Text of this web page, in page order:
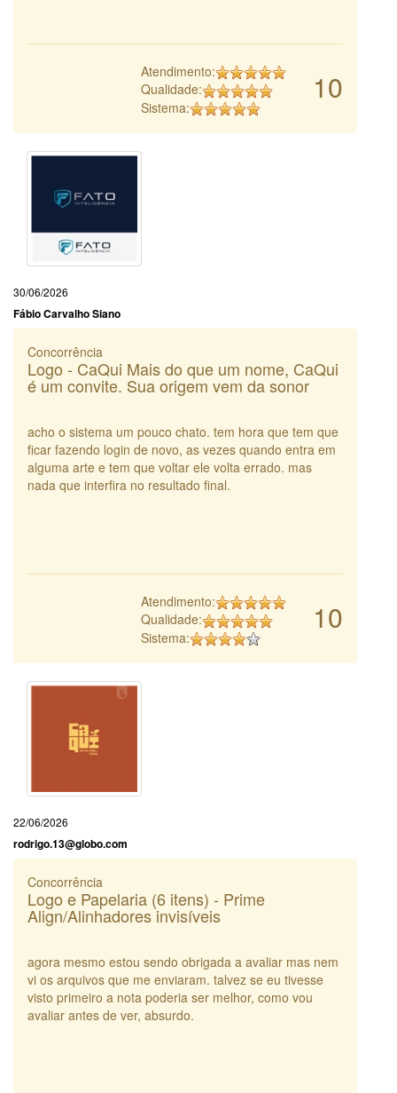
10
Atendimento:
Qualidade:
Sistema:
30/06/2026
Fábio Carvalho Siano
Concorrência
Logo - CaQui Mais do que um nome, CaQui
é um convite. Sua origem vem da sonor
acho o sistema um pouco chato. tem hora que tem que
ficar fazendo login de novo, as vezes quando entra em
alguma arte e tem que voltar ele volta errado. mas
nada que interfira no resultado final.
10
Atendimento:
Qualidade:
Sistema:
22/06/2026
rodrigo.13@globo.com
Concorrência
Logo e Papelaria (6 itens) - Prime
Align/Alinhadores invisíveis
agora mesmo estou sendo obrigada a avaliar mas nem
vi os arquivos que me enviaram. talvez se eu tivesse
visto primeiro a nota poderia ser melhor, como vou
avaliar antes de ver, absurdo.